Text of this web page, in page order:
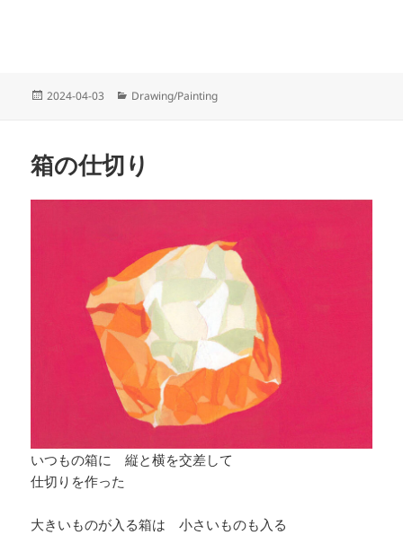
投
2024-04-03
カ
ー
Drawing/Painting
箱の仕切り
いつもの箱に 縦と横を交差して
仕切りを作った
大きいものが入る箱は 小さいものも入る